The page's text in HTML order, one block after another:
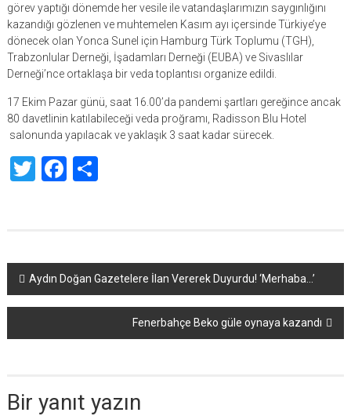
görev yaptığı dönemde her vesile ile vatandaşlarımızın saygınlığını
kazandığı gözlenen ve muhtemelen Kasım ayı içersinde Türkiye’ye
dönecek olan Yonca Sunel için Hamburg Türk Toplumu (TGH),
Trabzonlular Derneği, İşadamları Derneği (EUBA) ve Sivaslılar
Derneği’nce ortaklaşa bir veda toplantısı organize edildi.
17 Ekim Pazar günü, saat 16.00’da pandemi şartları gereğince ancak
80 davetlinin katılabileceği veda proğramı, Radisson Blu Hotel
salonunda yapılacak ve yaklaşık 3 saat kadar sürecek.
TwitterFacebook
Share
Yazı
dolaşımı
Aydın Doğan Gazetelere İlan Vererek Duyurdu! ‘Merhaba…’
Fenerbahçe Beko güle oynaya kazandı
Bir yanıt yazın